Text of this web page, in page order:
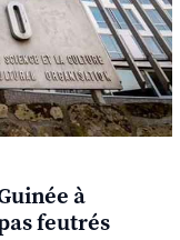
à
feutrés